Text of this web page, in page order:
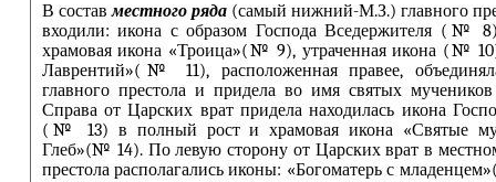
В составместного ряда(самый нижний-М.З.) главного
входили: икона с образом Господа Вседержителя (№
храмовая икона «Троица»(№ 9), утраченная икона (№
Лаврентий»(№ 11), расположенная правее,
главного престола и придела во имя святых
Справа от Царских врат придела находилась икона
(№ 13) в полный рост и храмовая икона «Святые
Глеб»(№ 14). По левую сторону от Царских врат в
престола располагались иконы: «Богоматерь с